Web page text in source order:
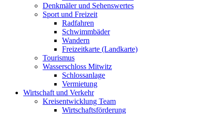
Denkmäler und Sehenswertes
Sport und Freizeit
Radfahren
Schwimmbäder
Wandern
Freizeitkarte (Landkarte)
Tourismus
Wasserschloss Mitwitz
Schlossanlage
Vermietung
Wirtschaft und Verkehr
Kreisentwicklung Team
Wirtschaftsförderung